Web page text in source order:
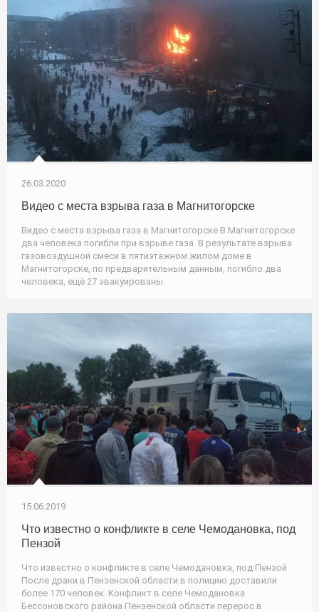
26.03.2020
Видео с места взрыва газа в Магнитогорске
Видео с места взрыва газа в Магнитогорске В Магнитогорске
два человека погибли при взрыве газа. В результате взрыва
газовоздушной смеси в пятиэтажном жилом доме в
Магнитогорске, по предварительным данным, погибло два
человека, ещё 27 эвакуированы.
15.06.2019
Что известно о конфликте в селе Чемодановка, под
Пензой
Что известно о конфликте в селе Чемодановка, под Пензой
После драки в Пензенской области в полицию доставили
более 170 человек. Конфликт в селе Чемодановка
Бессоновского района Пензенской области перерос в